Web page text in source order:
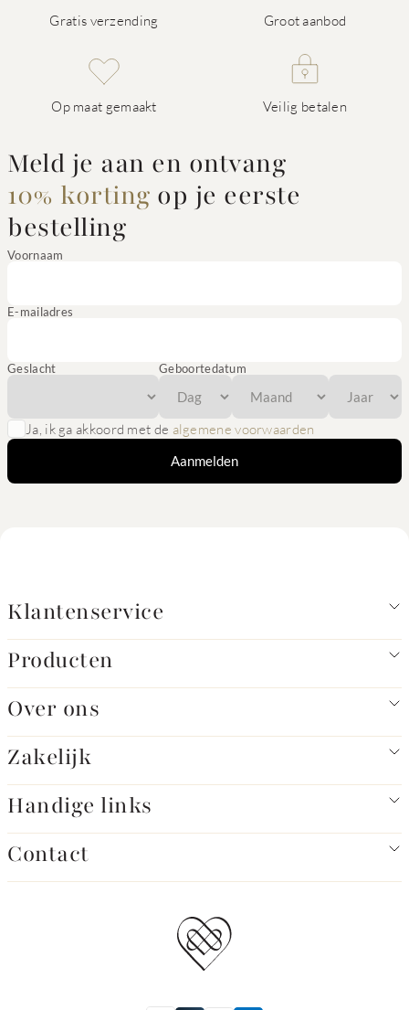
Gratis verzending Groot aanbod
Op maat gemaakt Veilig betalen
Meld je aan en ontvang
10% korting op je eerste
bestelling
Voornaam
E-mailadres
Geslacht Geboortedatum
Ja, ik ga akkoord met de algemene voorwaarden
Aanmelden
Klantenservice
Producten
Over ons
Zakelijk
Handige links
Contact